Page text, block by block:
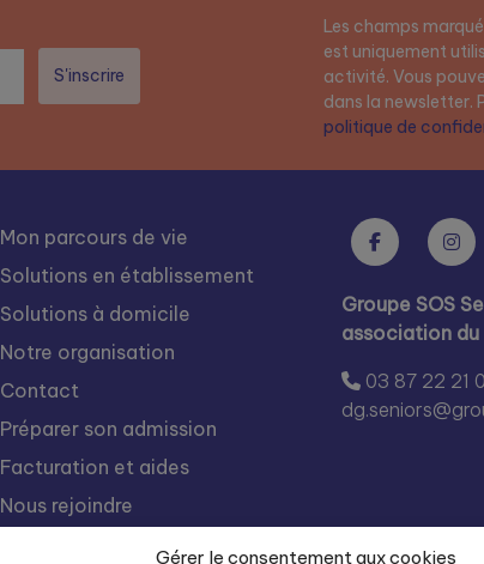
Gérer le consentement aux cookies
Les champs
est uniquement
activité. Vous
dans la newsletter.
politique de
Mon parcours de vie
Solutions en établissement
Solutions à domicile
Notre organisation
Contact
Préparer son admission
Facturation et aides
Nous rejoindre
Groupe SOS
association du
03 87 22 21